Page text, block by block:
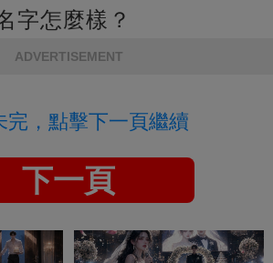
字怎麼樣？
ADVERTISEMENT
完，點擊下一頁繼續
下一頁